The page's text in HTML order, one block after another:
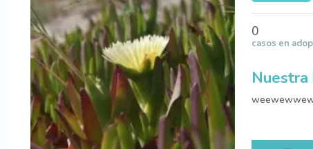
0
casos en